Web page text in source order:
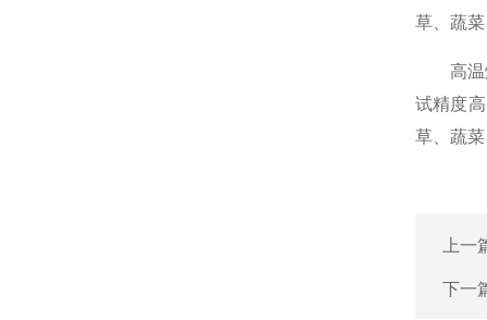
草、蔬
高温烟
试精度
草、蔬
上一
下一